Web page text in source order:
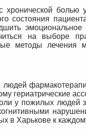
хронической болью
состояния
на выборе
методы лечения
гериатрические
у пожилых людей
в Харькове к